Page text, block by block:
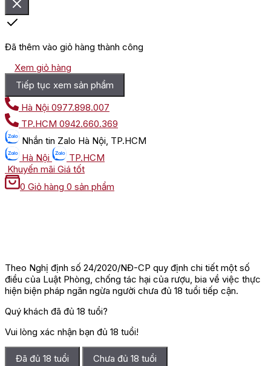
Đã thêm vào giỏ hàng thành công
Xem giỏ hàng
Tiếp tục xem sản phẩm
Hà Nội 0977.898.007
TP.HCM 0942.660.369
Nhắn tin Zalo Hà Nội, TP.HCM
Hà Nội
TP.HCM
Khuyến mãi Giá tốt
0 Giỏ hàng 0 sản phẩm
Theo Nghị định số 24/2020/NĐ-CP quy định chi tiết một số
điều của Luật Phòng, chống tác hại của rượu, bia về việc thực
hiện biện pháp ngăn ngừa người chưa đủ 18 tuổi tiếp cận.
Quý khách đã đủ 18 tuổi?
Vui lòng xác nhận bạn đủ 18 tuổi!
Đã đủ 18 tuổi Chưa đủ 18 tuổi